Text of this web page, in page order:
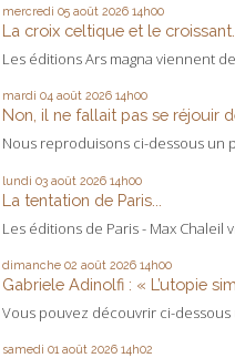
mercredi 05 août 2026 14h00
La croix celtique et le croissant...
Les éditions Ars magna viennent
mardi 04 août 2026 14h00
Non, il ne fallait pas se réjouir de
Nous reproduisons ci-dessous un
lundi 03 août 2026 14h00
La tentation de Paris...
Les éditions de Paris - Max Chaleil
dimanche 02 août 2026 14h00
Gabriele Adinolfi : « L’utopie
Vous pouvez découvrir ci-
samedi 01 août 2026 14h02